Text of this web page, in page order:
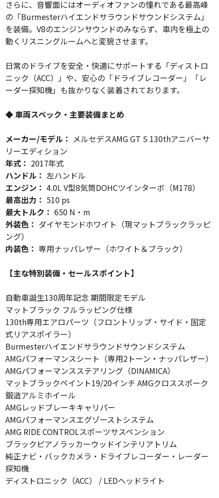
さらに、音響面にはオーディオファンの憧れである最高峰
の「Burmesterハイエンドサラウンドサウンドシステム」
を装備。V8のエンジンサウンドのみならず、車内を極上の
動くリスニングルームへと変貌させます。
日常のドライブを安全・快適にサポートする「ディストロ
ニック（ACC）」や、安心の「ドライブレコーダー」「レ
ーダー探知機」も抜かりなく装着されております。
◆ 車両スペック・主要装備まとめ
メーカー/モデル： メルセデスAMG GT S 130thアニバーサ
リーエディション
年式： 2017年式
ハンドル： 左ハンドル
エンジン： 4.0L V型8気筒DOHCツインターボ（M178）
最高出力： 510 ps
最大トルク： 650 N・m
外装色： ダイヤモンドホワイト（現マットブラックラッピ
ング）
内装色： 専用ナッパレザー（ホワイト＆ブラック）
【主な特別装備・セールスポイント】
自動車誕生130周年記念 期間限定モデル
マットブラック フルラッピング仕様
130th専用エアロパーツ（フロントリップ・サイド・固定
式リアスポイラー）
Burmesterハイエンドサラウンドサウンドシステム
AMGパフォーマンスシート（専用2トーン・ナッパレザー）
AMGパフォーマンスステアリング（DINAMICA）
マットブラックペイント19/20インチ AMGクロススポーク
鍛造アルミホイール
AMGレッドブレーキキャリパー
AMGパフォーマンスエグゾーストシステム
AMG RIDE CONTROLスポーツサスペンション
ブラックピアノラッカーウッドインテリアトリム
純正ナビ・バックカメラ・ドライブレコーダー・レーダー
探知機
ディストロニック（ACC） / LEDヘッドライト